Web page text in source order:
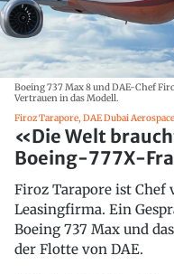
Boeing 737 Max 8 und DAE-Chef
Vertrauen in das Modell.
Firoz Tarapore, DAE Dubai
«Die Welt
Boeing-777X-
Firoz Tarapore ist Chef
Leasingfirma. Ein
Boeing 737 Max und
der Flotte von DAE.